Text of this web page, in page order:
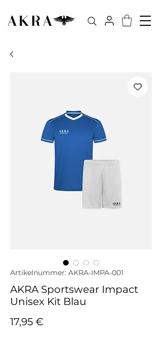
Artikelnummer: AKRA-IMPA-001
AKRA Sportswear Impact
Unisex Kit Blau
17,95 €